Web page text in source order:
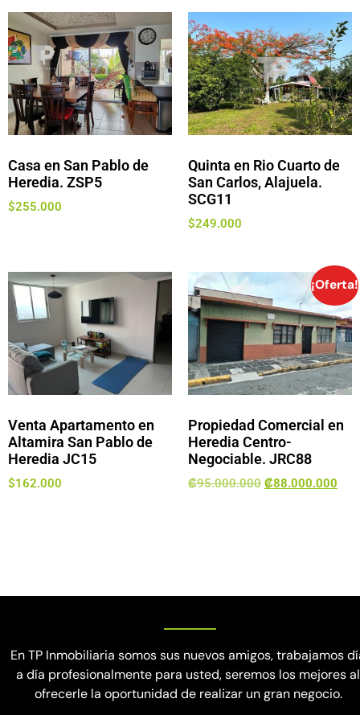
Casa en San Pablo de
Heredia. ZSP5
$255.000
Quinta en Rio Cuarto de
San Carlos, Alajuela.
SCG11
$249.000
Venta Apartamento en
Altamira San Pablo de
Heredia JC15
$162.000
¡Oferta!
Propiedad Comercial en
Heredia Centro-
Negociable. JRC88
₡95.000.000 ₡88.000.000
En TP Inmobiliaria somos sus nuevos amigos, trabajamos
a día profesionalmente para usted, seremos los mejores al
ofrecerle la oportunidad de realizar un gran negocio.